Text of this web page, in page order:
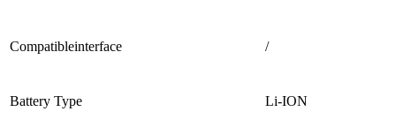
Compatibleinterface /
Battery Type Li-ION